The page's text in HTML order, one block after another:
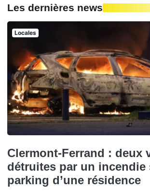
Les dernières news
Locales
Clermont-Ferrand : deux
détruites par un incendie
parking d’une résidence